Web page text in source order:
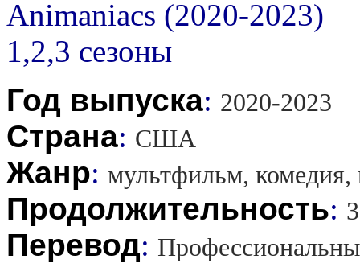
Год выпуска: 2020-2023
Страна: США
Жанр: мультфильм,
Продолжительность:
Перевод: